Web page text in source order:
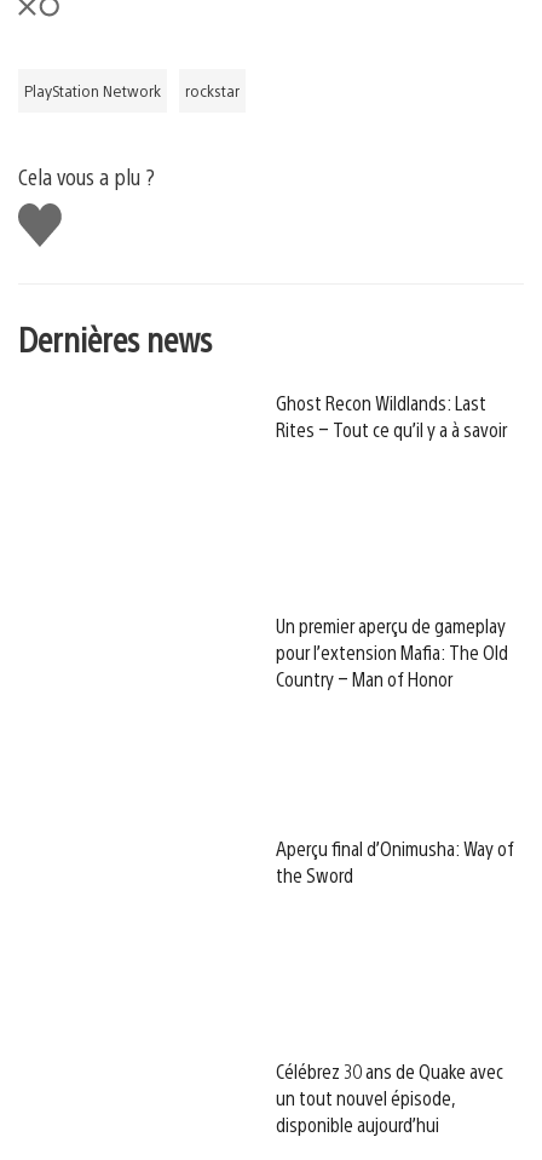
PlayStation Network rockstar
Cela vous a plu ?
J'aime
Dernières news
Ghost Recon Wildlands: Last
Rites – Tout ce qu’il y a à savoir
Un premier aperçu de gameplay
pour l’extension Mafia: The Old
Country – Man of Honor
Aperçu final d’Onimusha: Way of
the Sword
Célébrez 30 ans de Quake avec
un tout nouvel épisode,
disponible aujourd’hui